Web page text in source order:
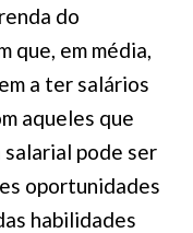
do
que, em média,
a ter salários
aqueles que
salarial pode ser
oportunidades
habilidades